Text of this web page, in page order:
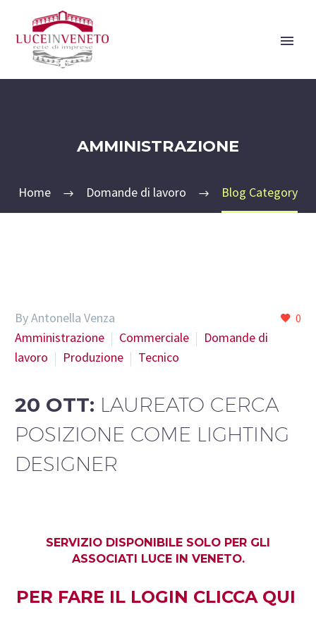
AMMINISTRAZIONE
Home Domande di lavoro Blog Category
0
By Antonella Venza
Amministrazione
Commerciale
Domande di
lavoro
Produzione Tecnico
20 OTT: LAUREATO CERCA
POSIZIONE COME LIGHTING
DESIGNER
SERVIZIO DISPONIBILE SOLO PER GLI
ASSOCIATI LUCE IN VENETO.
PER FARE IL LOGIN CLICCA QUI